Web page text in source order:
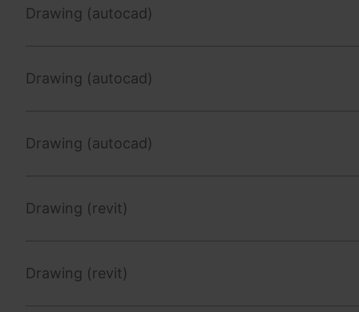
Drawing (autocad)
Drawing (autocad)
Drawing (autocad)
Drawing (revit)
Drawing (revit)